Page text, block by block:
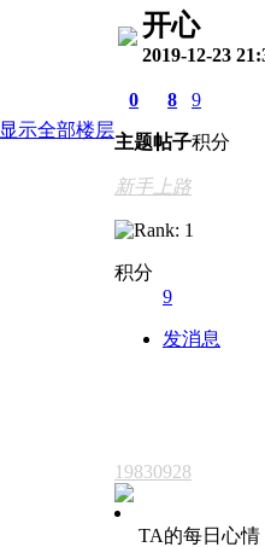
显示全部楼层
开心
2019-12-23
0
主题
8
帖子
9
积分
新手上路
积分
9
发消息
19830928
TA的每日心情